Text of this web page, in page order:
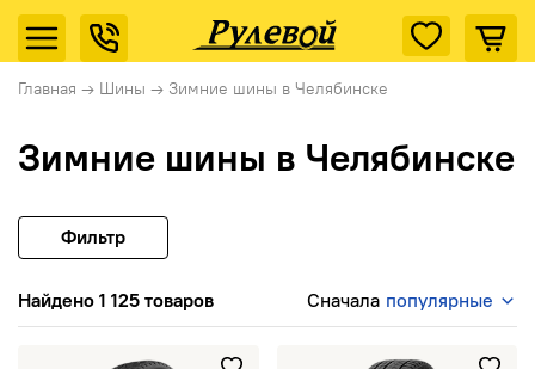
Главная → Шины → Зимние шины в Челябинске
Зимние шины в Челябинске
Фильтр
Найдено 1 125 товаров Сначала популярные
195/75 R16C IKON Character Ice C2 107/105R TL шип
245/50 R19 TRIANGLE TRIN